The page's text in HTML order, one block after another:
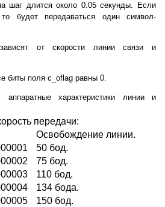
шаг длится около 0.05 секунды. Если
будет передаваться один символ-
от скорости линии связи и
биты поля c_oflag равны 0.
характеристики линии и
передачи:
Освобождение линии.
50 бод.
75 бод.
110 бод.
134 бода.
150 бод.